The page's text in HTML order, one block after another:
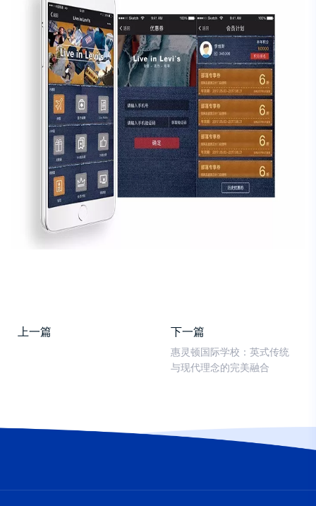
上一篇 下一篇
惠灵顿国际学校：英式传统
与现代理念的完美融合